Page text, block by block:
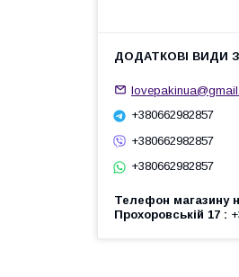
+380662982857
+380662982857
+380662982857
Телефон магазину
Прохоровській 17